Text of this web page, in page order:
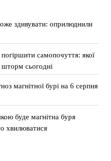
здивувати: оприлюднили
самопочуття: якої
шторм сьогодні
магнітної бурі на 6 серпня
буде магнітна буря
хвилюватися